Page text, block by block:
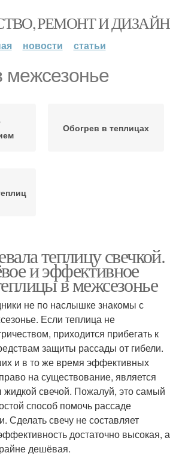
РЕМОНТ И ДИЗАЙН
новости статьи
межсезонье
Обогрев в теплицах
теплицу свечкой.
и эффективное
в межсезонье
не по наслышке знакомы с
Если теплица не
приходится прибегать к
защиты рассады от гибели.
и в то же время эффективных
на существование, является
жидкой свечой. Пожалуй, это самый
способ помочь рассаде
Сделать свечу не составляет
достаточно высокая, а
дешёвая.